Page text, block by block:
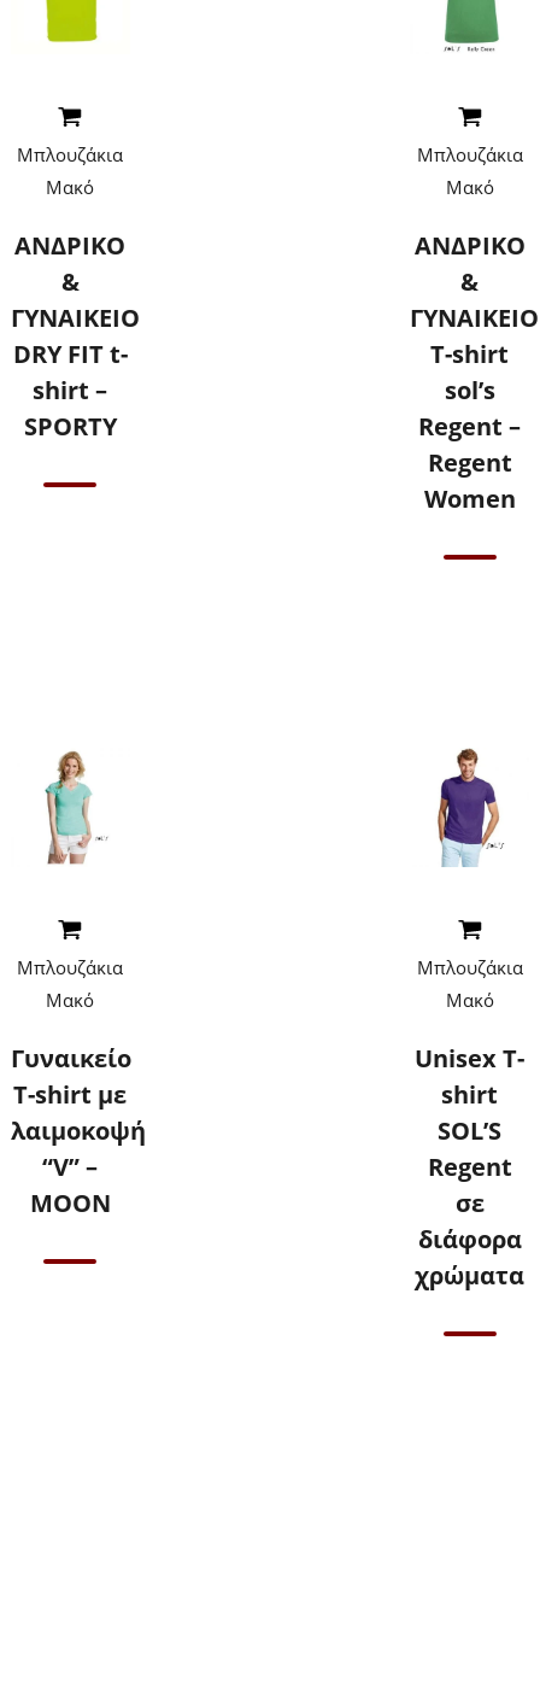
Μπλουζάκια
Μακό
ΑΝΔΡΙΚΟ
&
ΓΥΝΑΙΚΕΙΟ
DRY FIT t-
shirt –
SPORTY
Μπλουζάκια
Μακό
ΑΝΔΡΙΚΟ
&
ΓΥΝΑΙΚΕΙΟ
T-shirt
sol’s
Regent –
Regent
Women
Μπλουζάκια
Μακό
Γυναικείο
T-shirt με
λαιμοκοψή
“V” –
ΜΟΟΝ
Μπλουζάκια
Μακό
Unisex T-
shirt
SOL’S
Regent
σε
διάφορα
χρώματα